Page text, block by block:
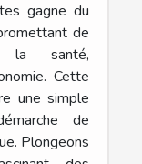
gagne du
de
la santé,
Cette
une simple
de
Plongeons